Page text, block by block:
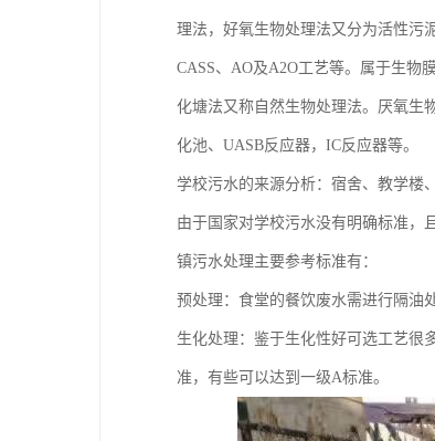
理法，好氧生物处理法又分为活性污
CASS、AO及A2O工艺等。属于生物
化塘法又称自然生物处理法。厌氧生
化池、UASB反应器，IC反应器等。
学校污水的来源分析：宿舍、教学楼
由于国家对学校污水没有明确标准，
镇污水处理主要参考标准有：
预处理：食堂的餐饮废水需进行隔油
生化处理：鉴于生化性好可选工艺很
准，有些可以达到一级A标准。